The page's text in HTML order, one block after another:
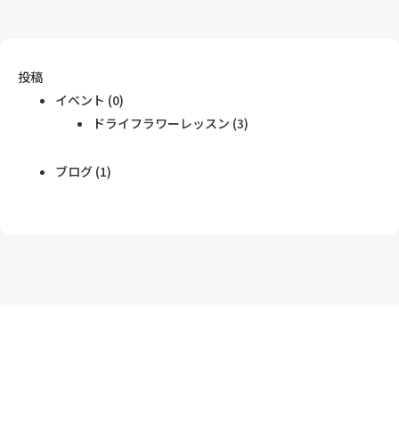
投稿
イベント (0)
ドライフラワーレッスン (3)
ブログ (1)